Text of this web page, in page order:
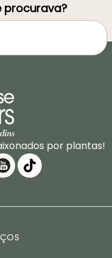
procurava?
por plantas!